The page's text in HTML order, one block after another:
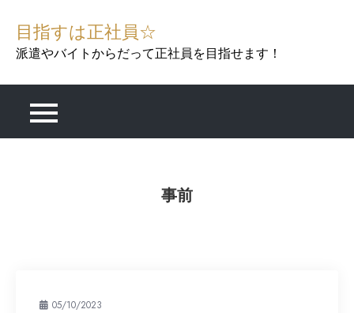
content
目指すは正社員☆
派遣やバイトからだって正社員を目指せます！
事前
05/10/2023